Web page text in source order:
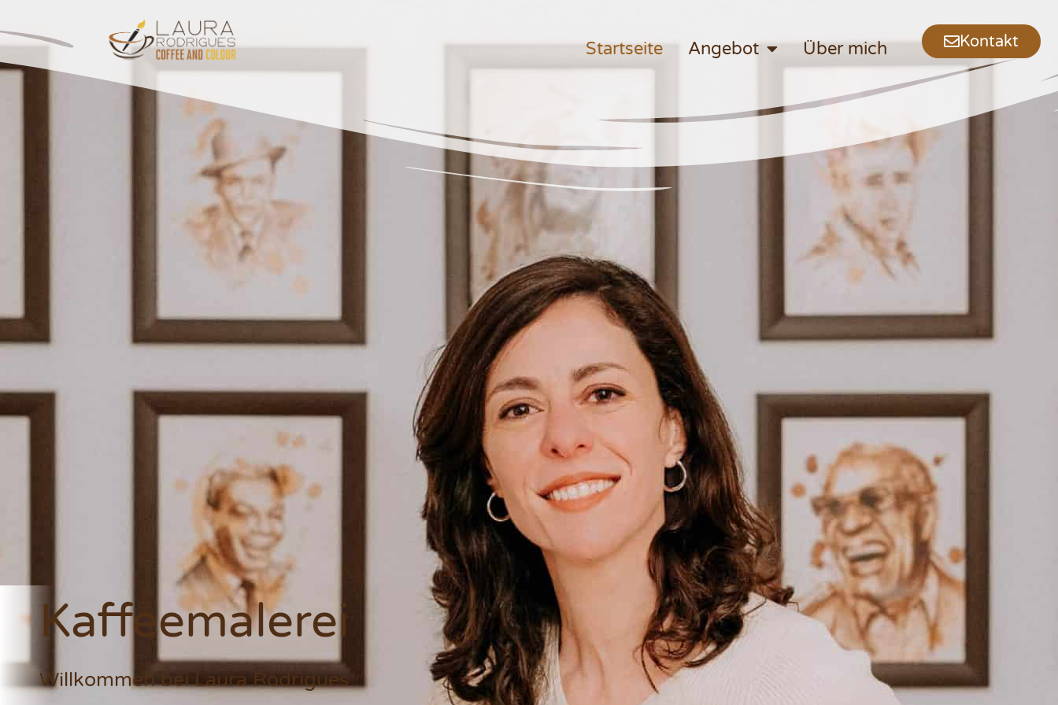
Startseite Angebot Über mich Kontakt
Kaffeemalerei
Willkommen bei Laura Rodrigues